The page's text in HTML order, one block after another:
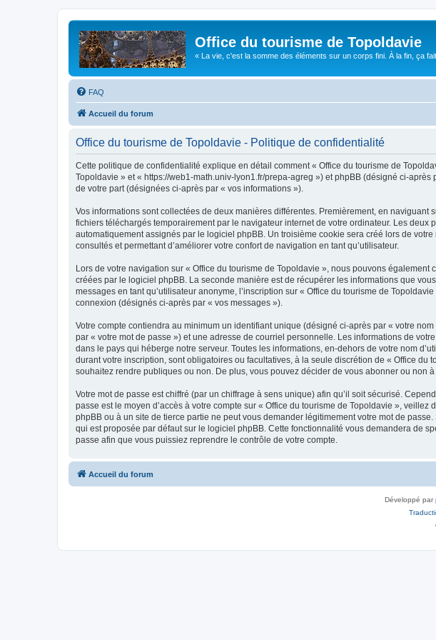
Office du tourisme de Topoldavie
« La vie, c'est la somme des éléments sur un corps fini. À la fin, ça
FAQ
Accueil du forum
Office du tourisme de Topoldavie - Politique de confidentialité
Cette politique de confidentialité explique en détail comment « Office du tourisme de
Topoldavie » et « https://web1-math.univ-lyon1.fr/prepa-agreg ») et phpBB (désigné ci-
de votre part (désignées ci-après par « vos informations »).
Vos informations sont collectées de deux manières différentes. Premièrement, en
fichiers téléchargés temporairement par le navigateur internet de votre ordinateur. Les
automatiquement assignés par le logiciel phpBB. Un troisième cookie sera créé lors de
consultés et permettant d’améliorer votre confort de navigation en tant qu’utilisateur.
Lors de votre navigation sur « Office du tourisme de Topoldavie », nous pouvons
créées par le logiciel phpBB. La seconde manière est de récupérer les informations que
messages en tant qu’utilisateur anonyme, l’inscription sur « Office du tourisme de
connexion (désignés ci-après par « vos messages »).
Votre compte contiendra au minimum un identifiant unique (désigné ci-après par « votre
par « votre mot de passe ») et une adresse de courriel personnelle. Les informations de
dans le pays qui héberge notre serveur. Toutes les informations, en-dehors de votre nom
durant votre inscription, sont obligatoires ou facultatives, à la seule discrétion de « Office
souhaitez rendre publiques ou non. De plus, vous pouvez décider de vous abonner ou non
Votre mot de passe est chiffré (par un chiffrage à sens unique) afin qu’il soit sécurisé.
passe est le moyen d’accès à votre compte sur « Office du tourisme de Topoldavie »,
phpBB ou à un site de tierce partie ne peut vous demander légitimement votre mot de
qui est proposée par défaut sur le logiciel phpBB. Cette fonctionnalité vous demandera de
passe afin que vous puissiez reprendre le contrôle de votre compte.
Accueil du forum
Développé par